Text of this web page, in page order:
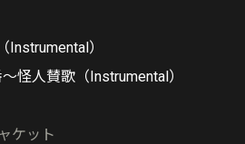
）
怪人賛歌（Instrumental）
ケット